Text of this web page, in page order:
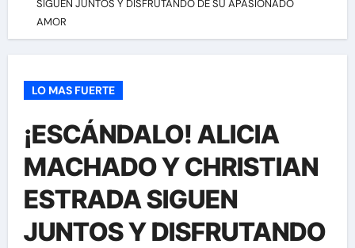
SIGUEN JUNTOS Y DISFRUTANDO DE SU APASIONADO
AMOR
LO MAS FUERTE
¡ESCÁNDALO! ALICIA
MACHADO Y CHRISTIAN
ESTRADA SIGUEN
JUNTOS Y DISFRUTANDO